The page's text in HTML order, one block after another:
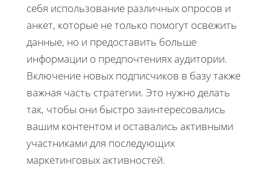
себя использование различных опросов и
анкет, которые не только помогут освежить
данные, но и предоставить больше
информации о предпочтениях аудитории.
Включение новых подписчиков в базу также
важная часть стратегии. Это нужно делать
так, чтобы они быстро заинтересовались
вашим контентом и оставались активными
участниками для последующих
маркетинговых активностей.